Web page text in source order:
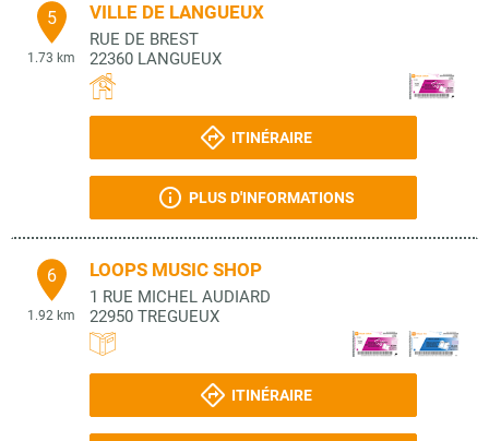
5
1.73 km
VILLE DE LANGUEUX
RUE DE BREST
22360 LANGUEUX
ITINÉRAIRE
PLUS D'INFORMATIONS
6
1.92 km
LOOPS MUSIC SHOP
1 RUE MICHEL AUDIARD
22950 TREGUEUX
ITINÉRAIRE